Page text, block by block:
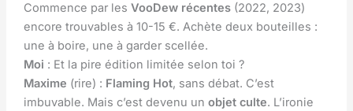
Commence par les VooDew récentes(2022, 2023)
encore trouvables à 10-15 €. Achète deux bouteilles :
une à boire, une à garder scellée.
Moi : Et la pire édition limitée selon toi ?
Maxime (rire) : Flaming Hot, sans débat. C’est
imbuvable. Mais c’est devenu un objet culte. L’ironie